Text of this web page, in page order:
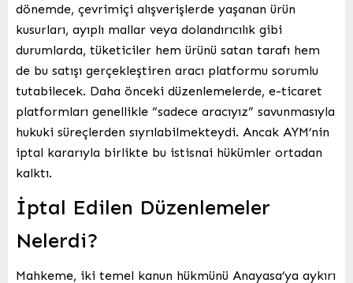
dönemde, çevrimiçi alışverişlerde yaşanan ürün
kusurları, ayıplı mallar veya dolandırıcılık gibi
durumlarda, tüketiciler hem ürünü satan tarafı hem
de bu satışı gerçekleştiren aracı platformu sorumlu
tutabilecek. Daha önceki düzenlemelerde, e-ticaret
platformları genellikle “sadece aracıyız” savunmasıyla
hukuki süreçlerden sıyrılabilmekteydi. Ancak AYM’nin
iptal kararıyla birlikte bu istisnai hükümler ortadan
kalktı.
İptal Edilen Düzenlemeler
Nelerdi?
Mahkeme, iki temel kanun hükmünü Anayasa’ya aykırı